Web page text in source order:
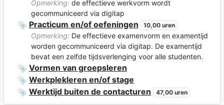
Opmerking: de effectieve werkvorm wordt
gecommuniceerd via digitap
Practicum en/of oefeningen 10,00 uren
Opmerking: De effectieve examenvorm en examentijd
worden gecommuniceerd via digitap. De examentijd
bevat een zelfde tijdsverlenging voor alle studenten.
Vormen van groepsleren
Werkplekleren en/of stage
Werktijd buiten de contacturen
47,00 uren